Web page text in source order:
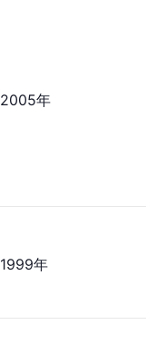
2005年
1999年